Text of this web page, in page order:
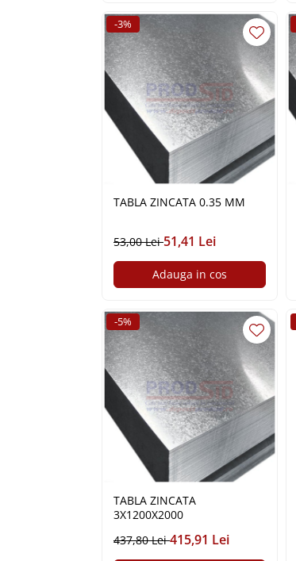
-3%
TABLA ZINCATA 0.35 MM
53,00 Lei51,41 Lei
Adauga in cos
-5%
TABLA ZINCATA
3X1200X2000
437,80 Lei415,91 Lei